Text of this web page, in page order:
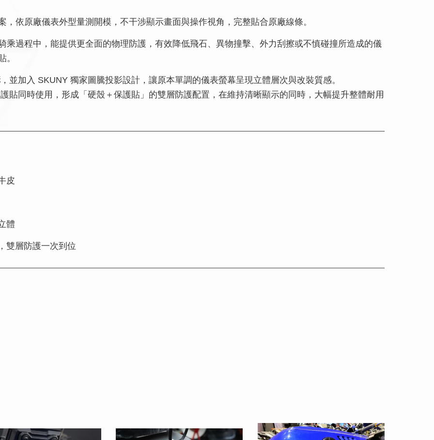
依原廠儀表外型量測開模，不干涉顯示畫面與操作視角，完整貼合原廠線條。
乘過程中，能提供更全面的物理防護，有效降低飛石、異物撞擊、外力刮擦或不慎碰撞所造成的儀
。
，並加入 SKUNY 獨家圖騰投影設計，讓原本單調的儀表螢幕呈現立體層次與改裝質感。
貼同時使用，形成「硬殼＋保護貼」的雙層防護配置，在維持清晰顯示的同時，大幅提升整體耐用
皮
體
雙層防護一次到位